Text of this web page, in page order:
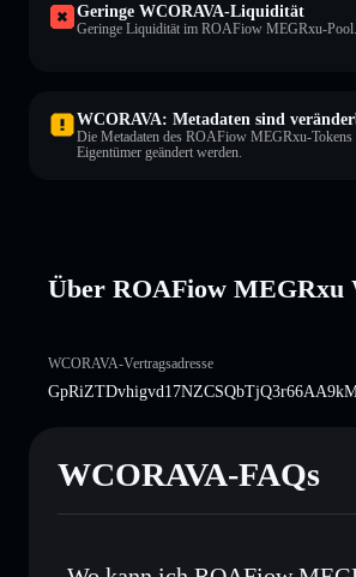
Geringe WCORAVA-Liquidität
Geringe Liquidität im ROAFiow MEGRxu-Pool.
WCORAVA: Metadaten sind
Die Metadaten des ROAFiow MEGRxu-Tokens
Eigentümer geändert werden.
Über ROAFiow MEGRxu
WCORAVA-Vertragsadresse
WCORAVA-FAQs